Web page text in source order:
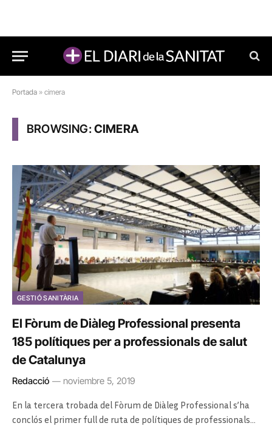
Portada » cimera
BROWSING:CIMERA
GESTIÓ SANITÀRIA
El Fòrum de Diàleg Professional presenta
185 polítiques per a professionals de salut
de Catalunya
Redacció noviembre 5, 2019
En la tercera trobada del Fòrum de Diàleg Professional s’ha
conclós el primer full de ruta de polítiques de professionals…